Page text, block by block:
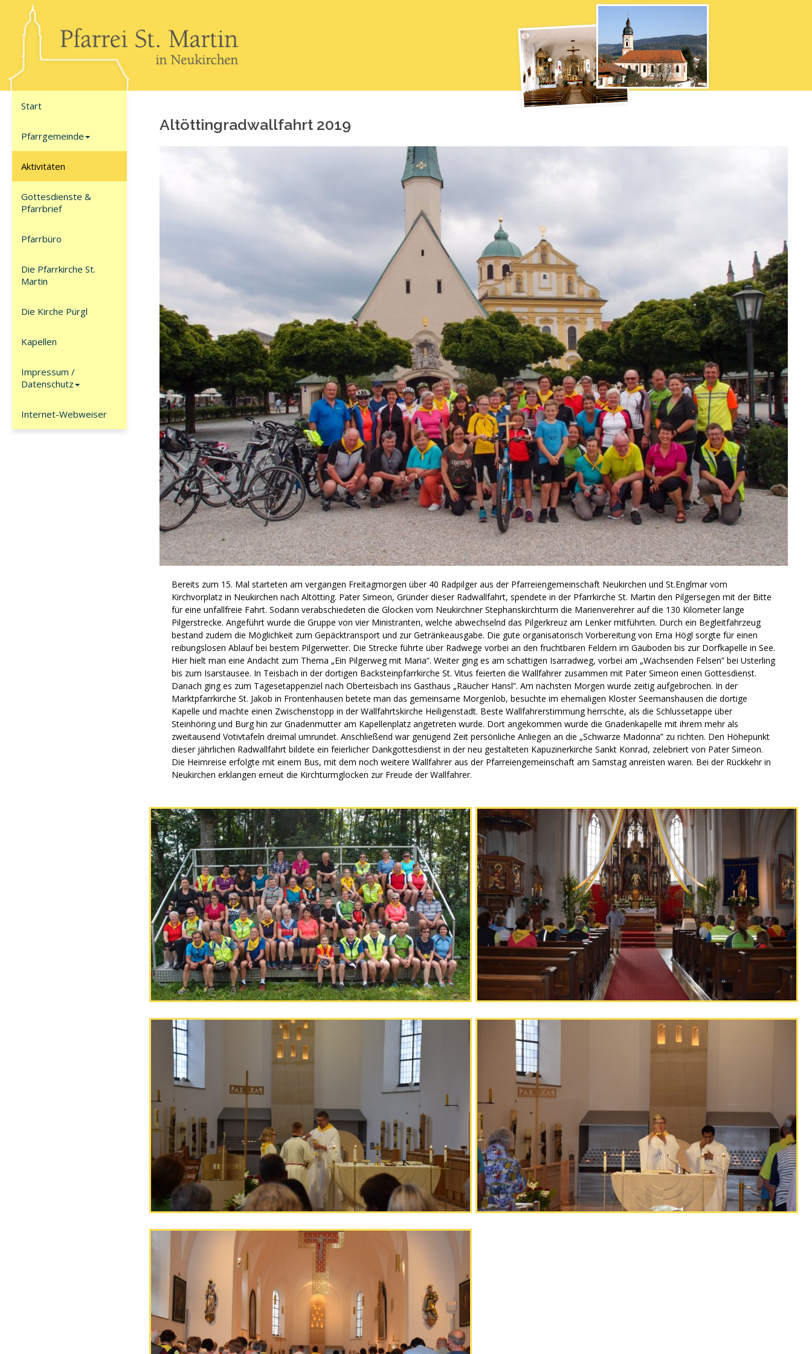
Start
Pfarrgemeinde
Aktivitäten
Gottesdienste &
Pfarrbrief
Pfarrbüro
Die Pfarrkirche St.
Martin
Die Kirche Pürgl
Kapellen
Impressum /
Datenschutz
Internet-Webweiser
Al­töt­tin­grad­wall­fahrt 2019
Bereits zum 15. Mal starteten am vergangen Freitagmorgen über 40 Radpilger aus der Pfarreiengemeinschaft Neukirchen und St.Englmar vom
Kirchvorplatz in Neukirchen nach Altötting. Pater Simeon, Gründer dieser Radwallfahrt, spendete in der Pfarrkirche St. Martin den Pilgersegen mit der Bitte
für eine unfallfreie Fahrt. Sodann verabschiedeten die Glocken vom Neukirchner Stephanskirchturm die Marienverehrer auf die 130 Kilometer lange
Pilgerstrecke. Angeführt wurde die Gruppe von vier Ministranten, welche abwechselnd das Pilgerkreuz am Lenker mitführten. Durch ein Begleitfahrzeug
bestand zudem die Möglichkeit zum Gepäcktransport und zur Getränkeausgabe. Die gute organisatorisch Vorbereitung von Erna Högl sorgte für einen
reibungslosen Ablauf bei bestem Pilgerwetter. Die Strecke führte über Radwege vorbei an den fruchtbaren Feldern im Gäuboden bis zur Dorfkapelle in See.
Hier hielt man eine Andacht zum Thema „Ein Pilgerweg mit Maria“. Weiter ging es am schattigen Isarradweg, vorbei am „Wachsenden Felsen” bei Usterling
bis zum Isarstausee. In Teisbach in der dortigen Backsteinpfarrkirche St. Vitus feierten die Wallfahrer zusammen mit Pater Simeon einen Gottesdienst.
Danach ging es zum Tagesetappenziel nach Oberteisbach ins Gasthaus „Räucher Hansl”. Am nächsten Morgen wurde zeitig aufgebrochen. In der
Marktpfarrkirche St. Jakob in Frontenhausen betete man das gemeinsame Morgenlob, besuchte im ehemaligen Kloster Seemanshausen die dortige
Kapelle und machte einen Zwischenstopp in der Wallfahrtskirche Heiligenstadt. Beste Wallfahrerstimmung herrschte, als die Schlussetappe über
Steinhöring und Burg hin zur Gnadenmutter am Kapellenplatz angetreten wurde. Dort angekommen wurde die Gnadenkapelle mit ihrem mehr als
zweitausend Votivtafeln dreimal umrundet. Anschließend war genügend Zeit persönliche Anliegen an die „Schwarze Madonna” zu richten. Den Höhepunkt
dieser jährlichen Radwallfahrt bildete ein feierlicher Dankgottesdienst in der neu gestalteten Kapuzinerkirche Sankt Konrad, zelebriert von Pater Simeon.
Die Heimreise erfolgte mit einem Bus, mit dem noch weitere Wallfahrer aus der Pfarreiengemeinschaft am Samstag anreisten waren. Bei der Rückkehr in
Neukirchen erklangen erneut die Kirchturmglocken zur Freude der Wallfahrer.